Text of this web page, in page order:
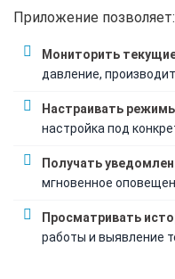
Приложение позволяет:
Мониторить
давление,
Настраивать
настройка под
Получать
мгновенное
Просматривать
работы и выявление